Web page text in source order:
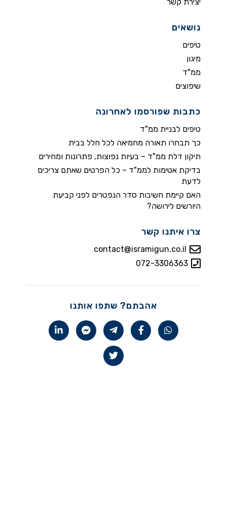
נושאים
טיפים
מיגון
ממ"ד
שיפוצים
כתבות שפורסמו לאחרונה
טיפים לבניית ממ"ד
כך תבחרו תאורה מחמיאה לכל חלל בבית
תיקון דלת ממ"ד – בעיות נפוצות, פתרונות ומחירים
בדיקת אטימות לממ"ד – כל הפרטים שאתם צריכים
לדעת
האם קיימת חשיבות סדר הנפטרים לפני קביעת
היורשים לירושה?
צרו איתנו קשר
contact@isramigun.co.il
072-3306363
אהבתם? שתפו אותנו